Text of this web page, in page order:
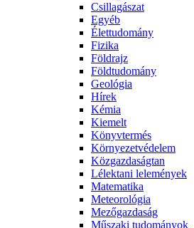
Csillagászat
Egyéb
Élettudomány
Fizika
Földrajz
Földtudomány
Geológia
Hírek
Kémia
Kiemelt
Könyvtermés
Környezetvédelem
Közgazdaságtan
Lélektani lelemények
Matematika
Meteorológia
Mezőgazdaság
Műszaki tudományok